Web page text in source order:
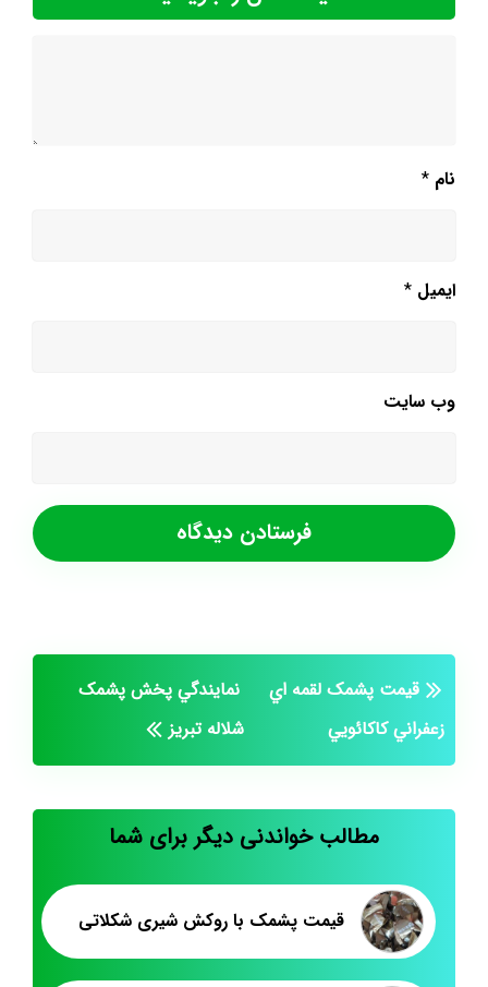
نام *
ایمیل *
وب‌ سایت
قيمت پشمک لقمه اي
زعفراني کاکائويي
نمايندگي پخش پشمک
شلاله تبريز
مطالب خواندنی دیگر برای شما
قیمت پشمک با روکش شیری شکلاتی